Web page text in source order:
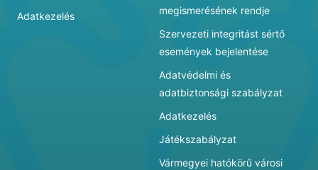
Adatkezelés
megismerésének rendje
Szervezeti integritást sértő
események bejelentése
Adatvédelmi és
adatbiztonsági szabályzat
Adatkezelés
Játékszabályzat
Vármegyei hatókörű városi